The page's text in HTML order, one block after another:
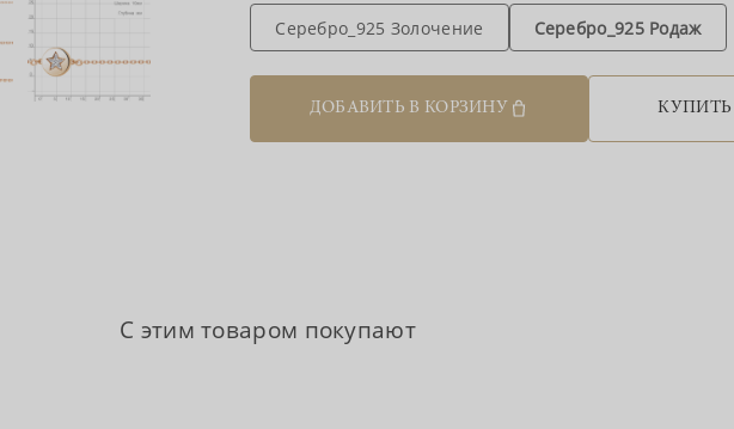
Серебро_925 Золочение Серебро_925 Родаж
ДОБАВИТЬ В КОРЗИНУ
С этим товаром покупают